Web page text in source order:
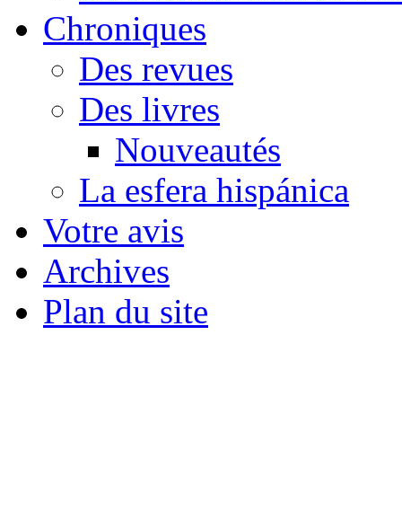
Chroniques
Des revues
Des livres
Nouveautés
La esfera hispánica
Votre avis
Archives
Plan du site